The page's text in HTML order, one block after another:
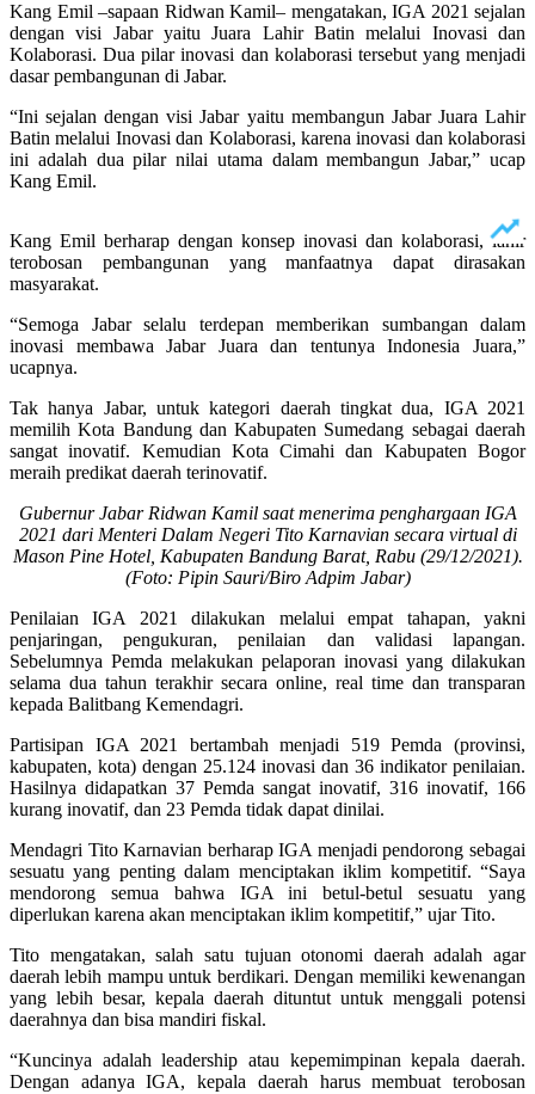
Kang Emil –sapaan Ridwan Kamil– mengatakan, IGA 2021 sejalan
dengan visi Jabar yaitu Juara Lahir Batin melalui Inovasi dan
Kolaborasi. Dua pilar inovasi dan kolaborasi tersebut yang menjadi
dasar pembangunan di Jabar.
“Ini sejalan dengan visi Jabar yaitu membangun Jabar Juara Lahir
Batin melalui Inovasi dan Kolaborasi, karena inovasi dan kolaborasi
ini adalah dua pilar nilai utama dalam membangun Jabar,” ucap
Kang Emil.
Kang Emil berharap dengan konsep inovasi dan kolaborasi, lahir
terobosan pembangunan yang manfaatnya dapat dirasakan
masyarakat.
“Semoga Jabar selalu terdepan memberikan sumbangan dalam
inovasi membawa Jabar Juara dan tentunya Indonesia Juara,”
ucapnya.
Tak hanya Jabar, untuk kategori daerah tingkat dua, IGA 2021
memilih Kota Bandung dan Kabupaten Sumedang sebagai daerah
sangat inovatif. Kemudian Kota Cimahi dan Kabupaten Bogor
meraih predikat daerah terinovatif.
Gubernur Jabar Ridwan Kamil saat menerima penghargaan IGA
2021 dari Menteri Dalam Negeri Tito Karnavian secara virtual di
Mason Pine Hotel, Kabupaten Bandung Barat, Rabu (29/12/2021).
(Foto: Pipin Sauri/Biro Adpim Jabar)
Penilaian IGA 2021 dilakukan melalui empat tahapan, yakni
penjaringan, pengukuran, penilaian dan validasi lapangan.
Sebelumnya Pemda melakukan pelaporan inovasi yang dilakukan
selama dua tahun terakhir secara online, real time dan transparan
kepada Balitbang Kemendagri.
Partisipan IGA 2021 bertambah menjadi 519 Pemda (provinsi,
kabupaten, kota) dengan 25.124 inovasi dan 36 indikator penilaian.
Hasilnya didapatkan 37 Pemda sangat inovatif, 316 inovatif, 166
kurang inovatif, dan 23 Pemda tidak dapat dinilai.
Mendagri Tito Karnavian berharap IGA menjadi pendorong sebagai
sesuatu yang penting dalam menciptakan iklim kompetitif. “Saya
mendorong semua bahwa IGA ini betul-betul sesuatu yang
diperlukan karena akan menciptakan iklim kompetitif,” ujar Tito.
Tito mengatakan, salah satu tujuan otonomi daerah adalah agar
daerah lebih mampu untuk berdikari. Dengan memiliki kewenangan
yang lebih besar, kepala daerah dituntut untuk menggali potensi
daerahnya dan bisa mandiri fiskal.
“Kuncinya adalah leadership atau kepemimpinan kepala daerah.
Dengan adanya IGA, kepala daerah harus membuat terobosan